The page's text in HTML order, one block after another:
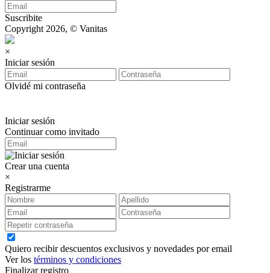
Suscribite
Copyright 2026, © Vanitas
×
Iniciar sesión
Olvidé mi contraseña
Iniciar sesión
Continuar como invitado
Crear una cuenta
×
Registrarme
Quiero recibir descuentos exclusivos y novedades por email
Ver los términos y condiciones
Finalizar registro